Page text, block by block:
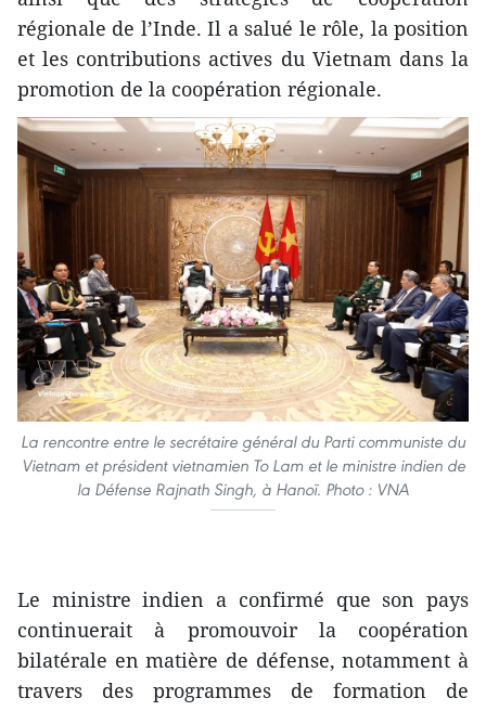
régionale de l’Inde. Il a salué le rôle, la position
et les contributions actives du Vietnam dans la
promotion de la coopération régionale.
La rencontre entre le secrétaire général du Parti communiste du
Vietnam et président vietnamien To Lam et le ministre indien de
la Défense Rajnath Singh, à Hanoï. Photo : VNA
Le ministre indien a confirmé que son pays
continuerait à promouvoir la coopération
bilatérale en matière de défense, notamment à
travers des programmes de formation de